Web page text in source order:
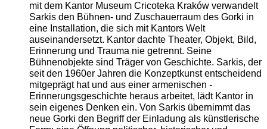
mit dem Kantor Museum Cricoteka Kraków verwandelt
Sarkis den Bühnen- und Zuschauerraum des Gorki in
eine Installation, die sich mit Kantors Welt
auseinandersetzt. Kantor dachte Theater, Objekt, Bild,
Erinnerung und Trauma nie getrennt. Seine
Bühnenobjekte sind Träger von Geschichte. Sarkis, der
seit den 1960er Jahren die Konzeptkunst entscheidend
mitgeprägt hat und aus einer armenischen ­
Erinnerungsgeschichte heraus arbeitet, lädt Kantor in
sein eigenes Denken ein. Von Sarkis übernimmt das
neue Gorki den Begriff der Einladung als künstlerische